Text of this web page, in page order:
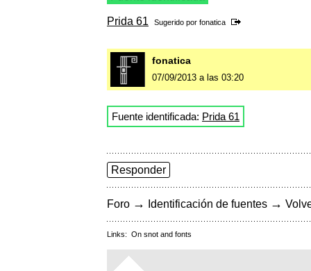
Prida 61 Sugerido por fonatica
fonatica
07/09/2013 a las 03:20
Fuente identificada: Prida 61
Responder
Foro → Identificación de fuentes →
Links: On snot and fonts